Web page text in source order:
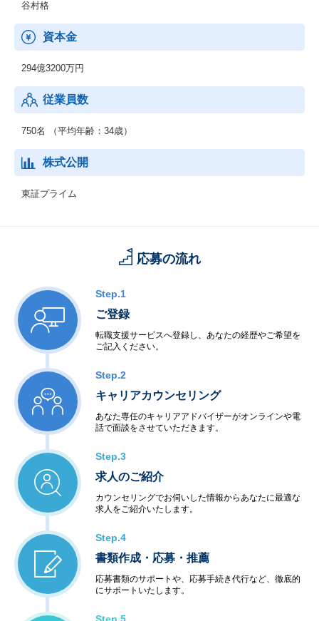
谷村格
資本金
294億3200万円
従業員数
750名 （平均年齢：34歳）
株式公開
東証プライム
応募の流れ
Step.1
ご登録
転職支援サービスへ登録し、あなたの経歴やご希望を
ご記入ください。
Step.2
キャリアカウンセリング
あなた専任のキャリアアドバイザーがオンラインや電
話で面談をさせていただきます。
Step.3
求人のご紹介
カウンセリングでお伺いした情報からあなたに最適な
求人をご紹介いたします。
Step.4
書類作成・応募・推薦
応募書類のサポートや、応募手続き代行など、徹底的
にサポートいたします。